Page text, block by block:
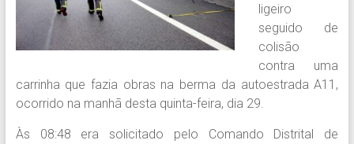
ligeiro
seguido de
colisão
contra uma
carrinha que fazia obras na berma da autoestrada A11,
ocorrido na manhã desta quinta-feira, dia 29.
Às 08:48 era solicitado pelo Comando Distrital de